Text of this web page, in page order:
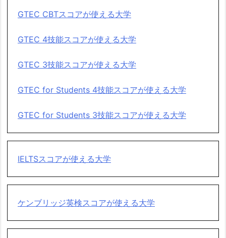
GTEC CBTスコアが使える大学
GTEC 4技能スコアが使える大学
GTEC 3技能スコアが使える大学
GTEC for Students 4技能スコアが使える大学
GTEC for Students 3技能スコアが使える大学
IELTSスコアが使える大学
ケンブリッジ英検スコアが使える大学